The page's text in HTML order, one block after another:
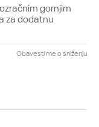
gornjim
za dodatnu
Obavesti me o sniženju